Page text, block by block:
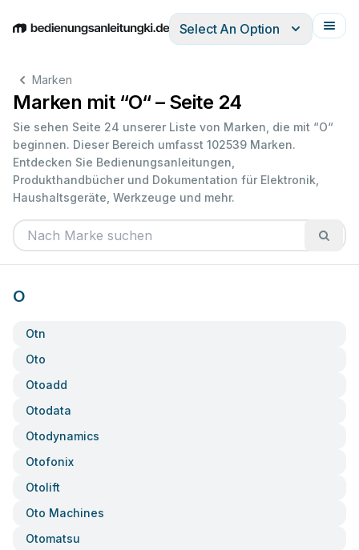
EnglishDeutschEspañolItalianoFrançais
Select An Option
Marken
Marken mit “O“ – Seite 24
Sie sehen Seite 24 unserer Liste von Marken, die mit “O“
beginnen. Dieser Bereich umfasst 102539 Marken.
Entdecken Sie Bedienungsanleitungen,
Produkthandbücher und Dokumentation für Elektronik,
Haushaltsgeräte, Werkzeuge und mehr.
O
Otn
Oto
Otoadd
Otodata
Otodynamics
Otofonix
Otolift
Oto Machines
Otomatsu